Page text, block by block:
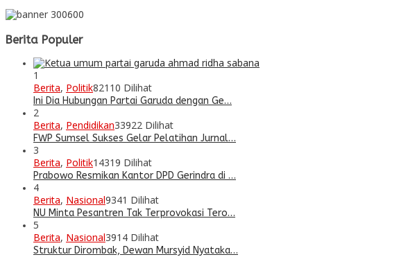
Berita Populer
1
Berita, Politik82110 Dilihat
Ini Dia Hubungan Partai Garuda dengan Ge…
2
Berita, Pendidikan33922 Dilihat
FWP Sumsel Sukses Gelar Pelatihan Jurnal…
3
Berita, Politik14319 Dilihat
Prabowo Resmikan Kantor DPD Gerindra di …
4
Berita, Nasional9341 Dilihat
NU Minta Pesantren Tak Terprovokasi Tero…
5
Berita, Nasional3914 Dilihat
Struktur Dirombak, Dewan Mursyid Nyataka…